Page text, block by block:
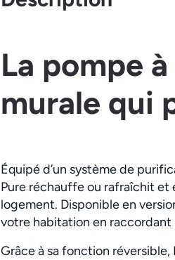
La pompe
murale qui
Équipé d’un système de
Pure réchauffe ou rafraîchit et
logement. Disponible en
votre habitation en raccordant
Grâce à sa fonction